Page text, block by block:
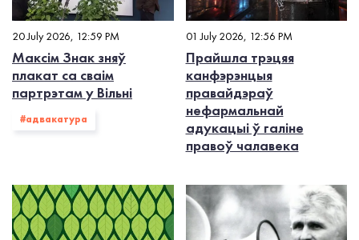
20 July 2026, 12:59 PM
Максім Знак зняў
плакат са сваім
партрэтам у Вільні
#адвакатура
01 July 2026, 12:56 PM
Прайшла трэцяя
канфэрэнцыя
правайдэраў
нефармальнай
адукацыі ў галіне
правоў чалавека